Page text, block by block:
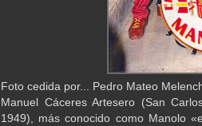
Foto cedida por... Pedro Mateo
Manuel Cáceres Artesero (San
1949), más conocido como Manolo